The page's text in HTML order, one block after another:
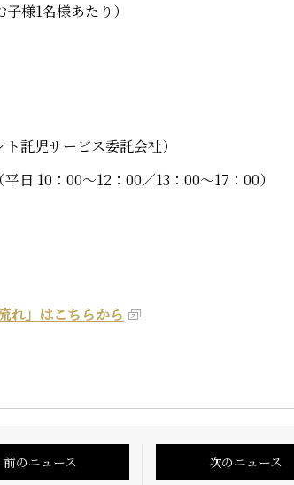
様1名様あたり）
託児サービス委託会社）
日 10：00～12：00／13：00～17：00）
れ」はこちらから
前のニュース 次のニュース